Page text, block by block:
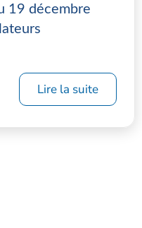
19 décembre
Lire la suite